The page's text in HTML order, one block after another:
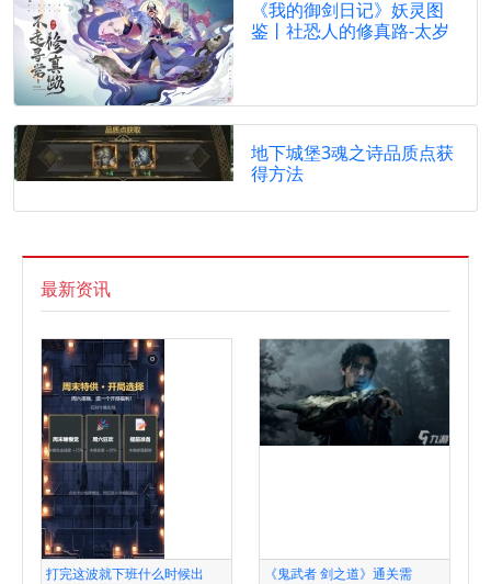
《我的御剑日记》妖灵图
鉴丨社恐人的修真路-太岁
地下城堡3魂之诗品质点获
得方法
最新资讯
打完这波就下班什么时候出 《鬼武者 剑之道》通关需